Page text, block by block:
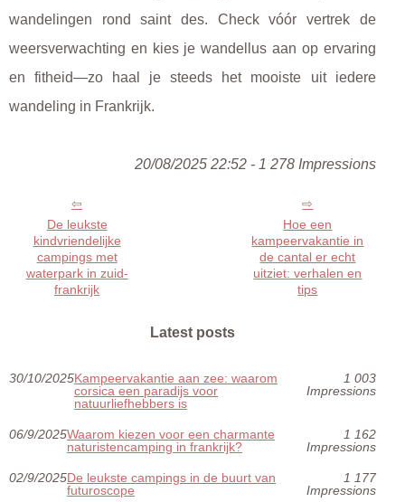
wandelingen rond saint des. Check vóór vertrek de
weersverwachting en kies je wandellus aan op ervaring
en fitheid—zo haal je steeds het mooiste uit iedere
wandeling in Frankrijk.
20/08/2025 22:52 - 1 278 Impressions
De leukste
kindvriendelijke
campings met
waterpark in zuid-
frankrijk
Hoe een
kampeervakantie in
de cantal er echt
uitziet: verhalen en
tips
Latest posts
30/10/2025Kampeervakantie aan zee: waarom
corsica een paradijs voor
natuurliefhebbers is
1 003
Impressions
06/9/2025Waarom kiezen voor een charmante
naturistencamping in frankrijk?
1 162
Impressions
02/9/2025De leukste campings in de buurt van
futuroscope
1 177
Impressions